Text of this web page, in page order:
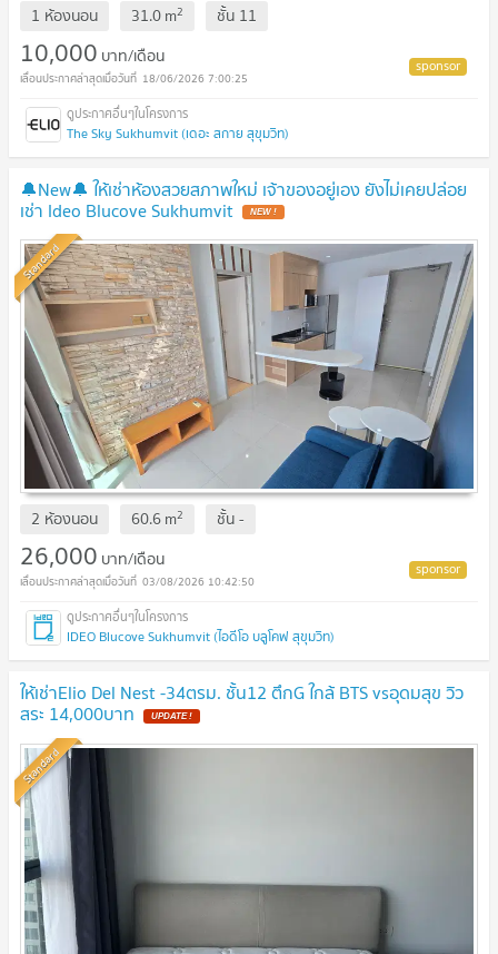
1 ห้องนอน 31.0m2 ชั้น 11
10,000 บาท/เดือน
18/06/2026 7:00:25
The Sky Sukhumvit (เดอะ สกาย สุขุมวิท)
🔔New🔔 ให้เช่าห้องสวยสภาพใหม่ เจ้าของอยู่เอง ยังไม่เคยปล่อย
เช่า Ideo Blucove Sukhumvit NEW !
Standard
2 ห้องนอน 60.6m2 ชั้น-
26,000 บาท/เดือน
03/08/2026 10:42:50
IDEO Blucove Sukhumvit (ไอดีโอ บลูโคฟ สุขุมวิท)
ให้เช่าElio Del Nest -34ตรม. ชั้น12 ตึกG ใกล้ BTS vsอุดมสุข วิว
สระ 14,000บาท UPDATE !
Standard